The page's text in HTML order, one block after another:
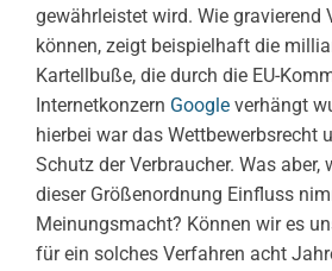
gewährleistet wird. Wie gravierend
können, zeigt beispielhaft die
Kartellbuße, die durch die EU-
Internetkonzern Google verhängt
hierbei war das Wettbewerbsrecht
Schutz der Verbraucher. Was aber,
dieser Größenordnung Einfluss
Meinungsmacht? Können wir es
für ein solches Verfahren acht